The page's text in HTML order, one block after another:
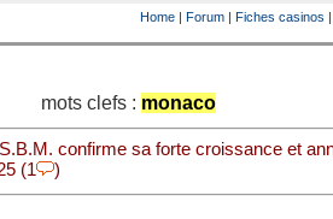
Home | Forum | Fiches casinos |
mots clefs : monaco
confirme sa forte croissance et
(1
)